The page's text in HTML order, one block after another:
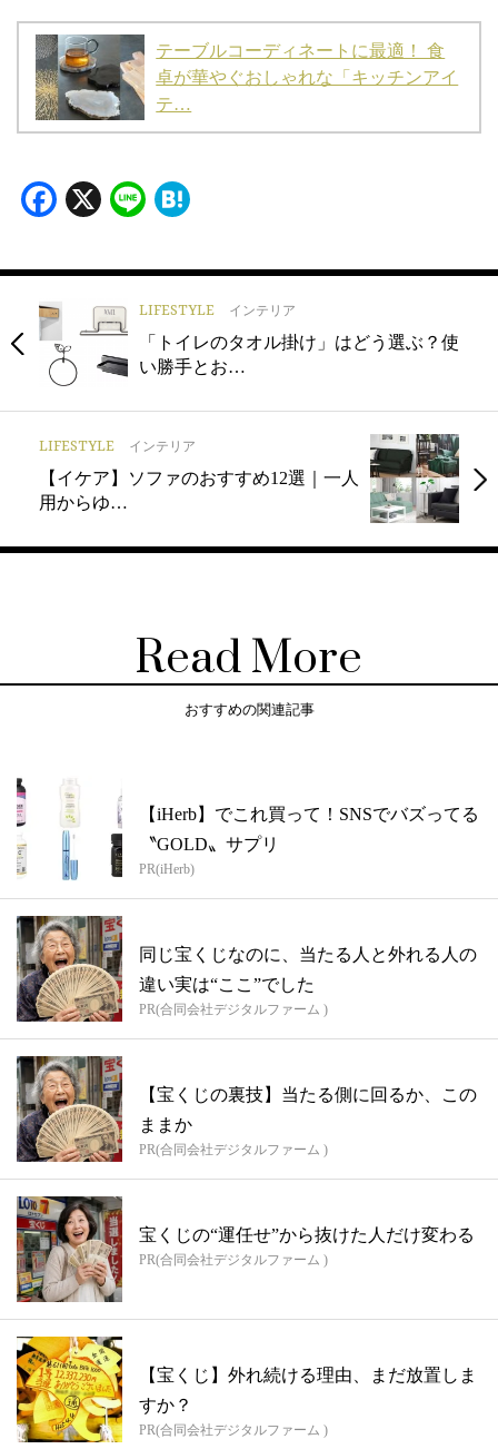
テーブルコーディネートに最適！ 食
卓が華やぐおしゃれな「キッチンアイ
テ…
Facebook
X Line
LIFESTYLE インテリア
「トイレのタオル掛け」はどう選ぶ？使
い勝手とお…
LIFESTYLE インテリア
【イケア】ソファのおすすめ12選｜一人
用からゆ…
Read More
おすすめの関連記事
【iHerb】でこれ買って！SNSでバズってる
〝GOLD〟サプリ
PR(iHerb)
同じ宝くじなのに、当たる人と外れる人の
違い実は“ここ”でした
PR(合同会社デジタルファーム )
【宝くじの裏技】当たる側に回るか、この
ままか
PR(合同会社デジタルファーム )
宝くじの“運任せ”から抜けた人だけ変わる
PR(合同会社デジタルファーム )
【宝くじ】外れ続ける理由、まだ放置しま
すか？
PR(合同会社デジタルファーム )